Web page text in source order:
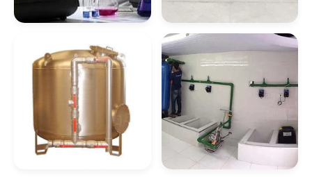
Água
Filtro Para
Desferrização